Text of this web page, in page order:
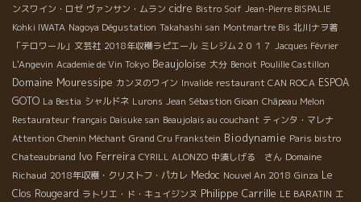
ンスワイン・ロゼ ヴァンサン・ムラン cidre Bistro Soif Jean-Pierre BISPALIE
Kohki IWATA Nagoya Dégustation Takahashi san Montmartre Bis 北川ナヲ著
「テロワール」文芸社 2018年収穫ラピエール ミレジム２０１７ Jacques Février
L'Angevin Academie de Vin Tokyo Beaujoloise 大分 Benoit Poulille Castillon
Domaine Mouressipe カンヌのワイン Invalide restaurant CAN ROCA ESPOA
GOTO La Bestia シャルドネ Lurons Jean Sébastion Gioan Châpeau Melon
Restaurateur français Daisuke san Beaujolais au couchant ティンタ・マレナ
Attention Chenin Méchant Grand Cru Frankstein Biodynamie Paris bistro
Chateaubriand Ivo Ferreira CYRILL ALONZO 中湊しげる さん Domaine
Richaud 2018年収穫・クリストフ・パカレ Medoc Nouvel An 2018 Ginza Le
Clos Rougeard ラトリエ・ド・キュイジンヌ Philippe Carrille LE BARATIN エ